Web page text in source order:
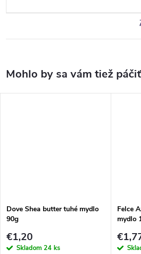
Dove Shea butter tuhé mydlo
90g
€1,20
Skladom 24 ks
Felce
mydlo